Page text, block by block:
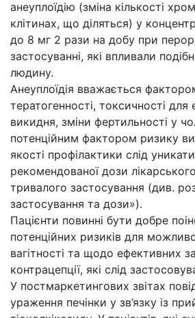
анеуплоїдію (зміна кількості
клітинах, що діляться) у
до 8 мг 2 рази на добу при
застосуванні, які впливали
людину.
Анеуплоїдія вважається
тератогенності, токсичності для
викидня, зміни фертильності у
потенційним фактором ризику
якості профілактики слід
рекомендованої дози
тривалого застосування (див.
застосування та дози»).
Пацієнти повинні бути добре
потенційних ризиків для
вагітності та щодо ефективних
контрацепції, які слід
У постмаркетингових звітах
ураження печінки у зв’язку із